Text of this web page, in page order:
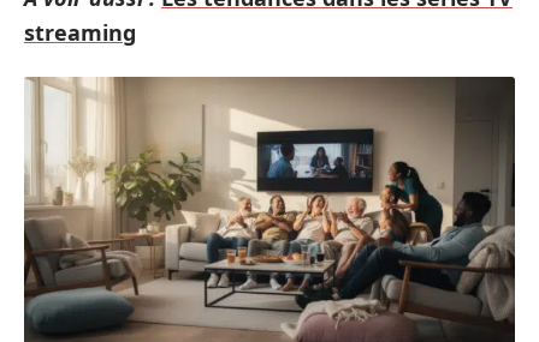
streaming